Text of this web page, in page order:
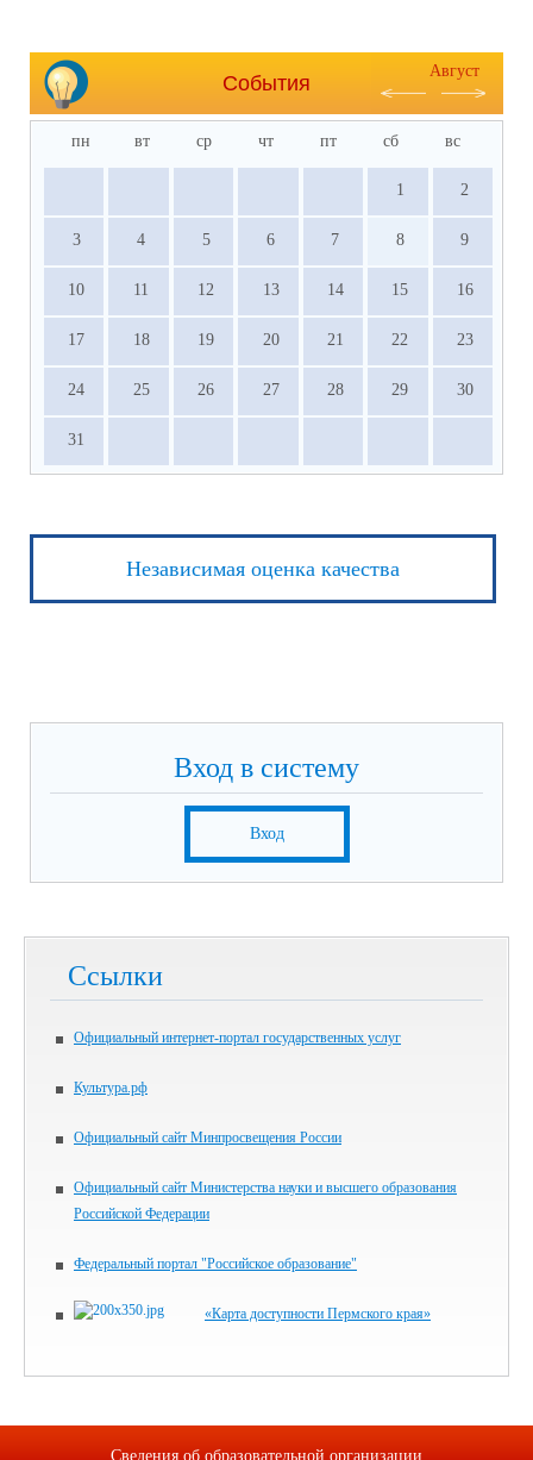
События
Август
пн вт ср чт пт сб вс
1 2
3 4 5 6 7 8 9
10 11 12 13 14 15 16
17 18 19 20 21 22 23
24 25 26 27 28 29 30
31
Независимая оценка качества
Вход в систему
Вход
Ссылки
Официальный интернет-портал государственных услуг
Культура.рф
Официальный сайт Минпросвещения России
Официальный сайт Министерства науки и высшего образования
Российской Федерации
Федеральный портал "Российское образование"
«Карта доступности Пермского края»
Сведения об образовательной организации